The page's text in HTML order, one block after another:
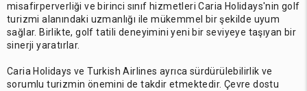
misafirperverliği ve birinci sınıf hizmetleri Caria Holidays'nin golf
turizmi alanındaki uzmanlığı ile mükemmel bir şekilde uyum
sağlar. Birlikte, golf tatili deneyimini yeni bir seviyeye taşıyan bir
sinerji yaratırlar.
Caria Holidays ve Turkish Airlines ayrıca sürdürülebilirlik ve
sorumlu turizmin önemini de takdir etmektedir. Çevre dostu